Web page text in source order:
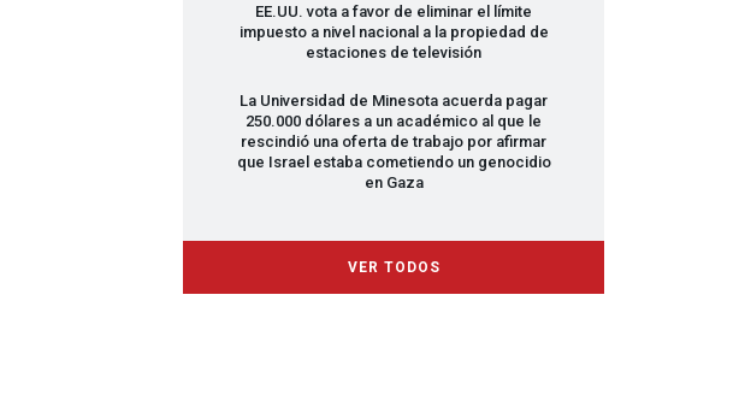
EE.UU. vota a favor de eliminar el límite
impuesto a nivel nacional a la propiedad de
estaciones de televisión
La Universidad de Minesota acuerda pagar
250.000 dólares a un académico al que le
rescindió una oferta de trabajo por afirmar
que Israel estaba cometiendo un genocidio
en Gaza
VER TODOS